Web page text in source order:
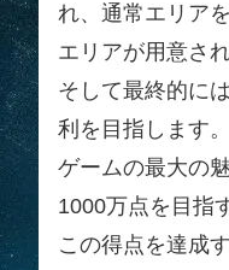
れ、通常エリア
エリアが用意さ
そして最終的に
利を目指します。
ゲームの最大の
1000万点を目指
この得点を達成